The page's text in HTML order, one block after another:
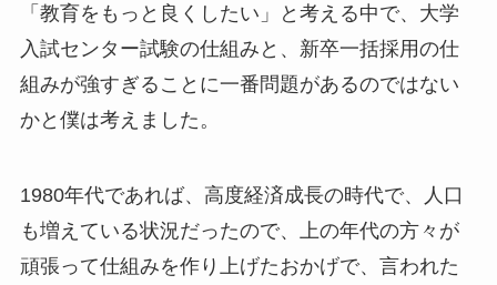
「教育をもっと良くしたい」と考える中で、大学
入試センター試験の仕組みと、新卒一括採用の仕
組みが強すぎることに一番問題があるのではない
かと僕は考えました。
1980年代であれば、高度経済成長の時代で、人口
も増えている状況だったので、上の年代の方々が
頑張って仕組みを作り上げたおかげで、言われた